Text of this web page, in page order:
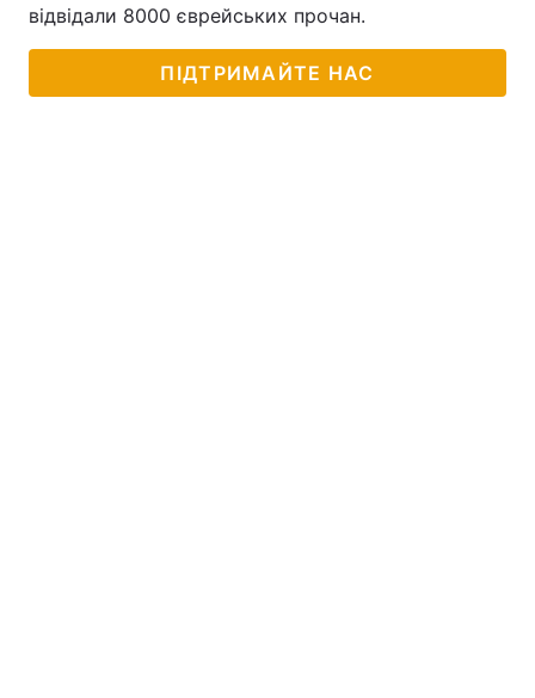
відвідали 8000 єврейських прочан.
ПІДТРИМАЙТЕ НАС